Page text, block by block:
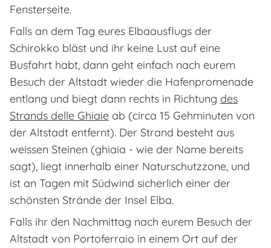
Fensterseite.
Falls an dem Tag eures Elbaausflugs der
Schirokko bläst und ihr keine Lust auf eine
Busfahrt habt, dann geht einfach nach eurem
Besuch der Altstadt wieder die Hafenpromenade
entlang und biegt dann rechts in Richtung des
Strands delle Ghiaie ab (circa 15 Gehminuten von
der Altstadt entfernt). Der Strand besteht aus
weissen Steinen (ghiaia - wie der Name bereits
sagt), liegt innerhalb einer Naturschutzzone, und
ist an Tagen mit Südwind sicherlich einer der
schönsten Strände der Insel Elba.
Falls ihr den Nachmittag nach eurem Besuch der
Altstadt von Portoferraio in einem Ort auf der